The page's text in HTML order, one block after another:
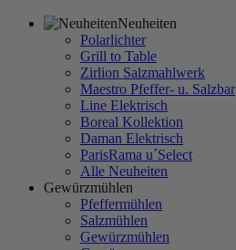
Neuheiten
Polarlichter
Grill to Table
Zirlion Salzmahlwerk
Maestro Pfeffer- u. Salzbar
Line Elektrisch
Boreal Kollektion
Daman Elektrisch
ParisRama u´Select
Alle Neuheiten
Gewürzmühlen
Pfeffermühlen
Salzmühlen
Gewürzmühlen